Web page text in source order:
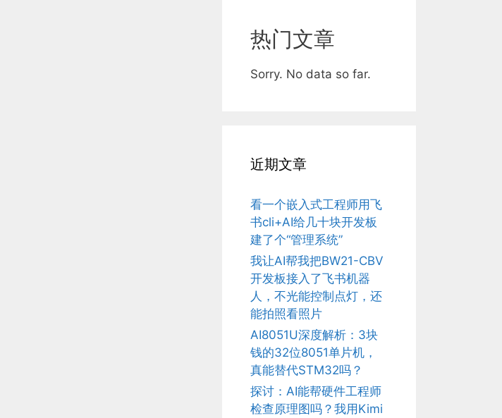
热门文章
Sorry. No data so far.
近期文章
看一个嵌入式工程师用飞
书cli+AI给几十块开发板
建了个“管理系统”
我让AI帮我把BW21-CBV
开发板接入了飞书机器
人，不光能控制点灯，还
能拍照看照片
AI8051U深度解析：3块
钱的32位8051单片机，
真能替代STM32吗？
探讨：AI能帮硬件工程师
检查原理图吗？我用Kimi